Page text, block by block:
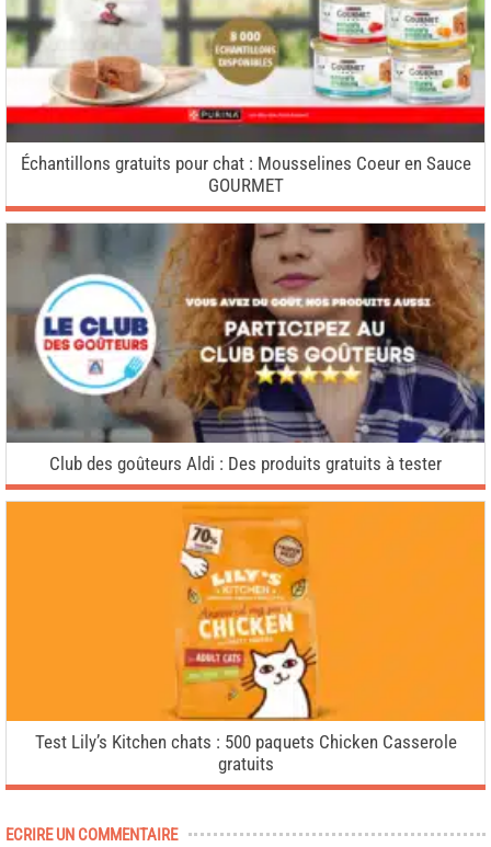
Échantillons gratuits pour chat : Mousselines Coeur en Sauce
GOURMET
Club des goûteurs Aldi : Des produits gratuits à tester
Test Lily’s Kitchen chats : 500 paquets Chicken Casserole
gratuits
ECRIRE UN COMMENTAIRE